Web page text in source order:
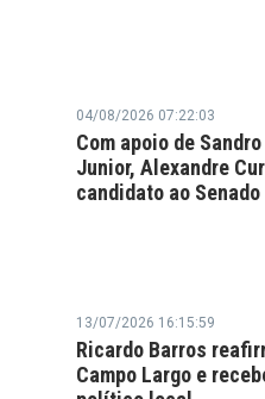
04/08/2026 07:22:03
Com apoio de
Junior, Alexandre
candidato ao Senado
13/07/2026 16:15:59
Ricardo Barros
Campo Largo e